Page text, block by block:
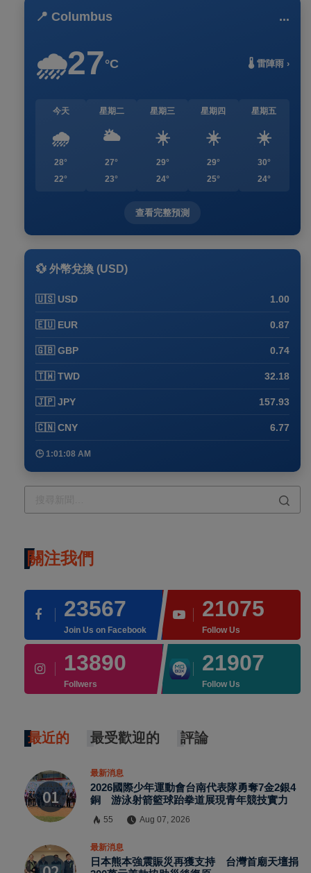
📍 Columbus ...
🌧️27°C 🌡️ 雷陣雨 ›
今天
🌧️
28°
22°
星期二
🌥️
27°
23°
星期三
☀️
29°
24°
星期四
☀️
29°
25°
星期五
☀️
30°
24°
查看完整預測
💱 外幣兌換 (USD)
🇺🇸 USD 1.00
🇪🇺 EUR 0.87
🇬🇧 GBP 0.74
🇹🇼 TWD 32.18
🇯🇵 JPY 157.93
🇨🇳 CNY 6.77
🕒 1:01:08 AM
關注我們
23567
Join Us on Facebook
21075
Follow Us
13890
Follwers
21907
Follow Us
最近的 最受歡迎的 評論
最新消息
2026國際少年運動會台南代表隊勇奪7金2銀4
銅 游泳射箭籃球跆拳道展現青年競技實力
55 Aug 07, 2026
最新消息
日本熊本強震賑災再獲支持 台灣首廟天壇捐